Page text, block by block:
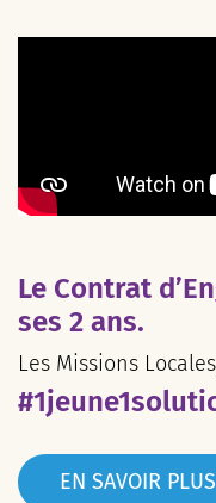
Le Contrat
ses 2 ans.
Les Missions
EN SAVOIR PLUS